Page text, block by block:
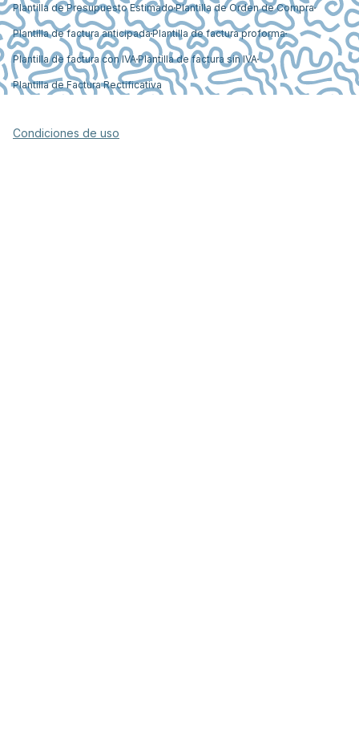
Plantilla de Presupuesto EstimadoPlantilla de Orden de Compra
Plantilla de factura anticipadaPlantilla de factura proforma
Plantilla de factura con IVA Plantilla de factura sin IVA
Plantilla de Factura Rectificativa
Condiciones de uso